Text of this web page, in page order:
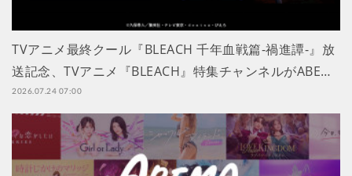
TVアニメ最終クール『BLEACH 千年血戦篇-禍進譚-』放
送記念、TVアニメ『BLEACH』特集チャンネルがABE…
2026.07.24 07:00